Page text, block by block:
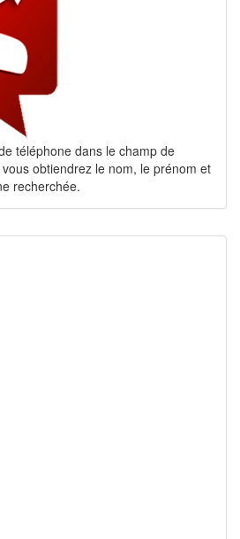
téléphone dans le champ de
obtiendrez le nom, le prénom et
recherchée.